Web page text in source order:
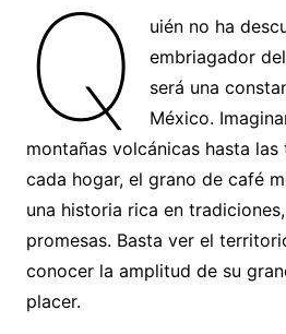
Q
uién no ha
embriagador
será una
México.
montañas volcánicas hasta las
cada hogar, el grano de café
una historia rica en
promesas. Basta ver el
conocer la amplitud de su
placer.